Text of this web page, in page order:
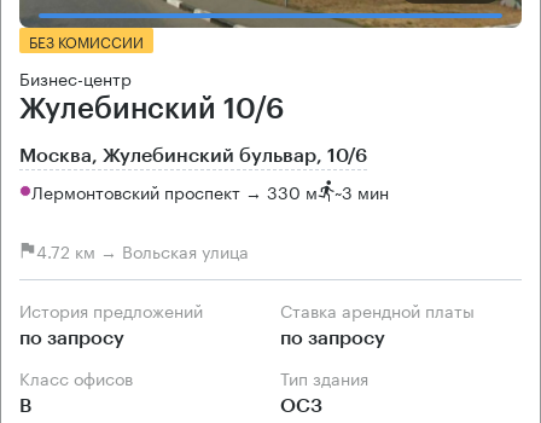
БЕЗ КОМИССИИ
Бизнес-центр
Жулебинский 10/6
Москва, Жулебинский бульвар, 10/6
Лермонтовский проспект → 330 м ~3 мин
4.72 км → Вольская улица
История предложений
по запросу
Ставка арендной платы
по запросу
Класс офисов
B
Тип здания
ОСЗ